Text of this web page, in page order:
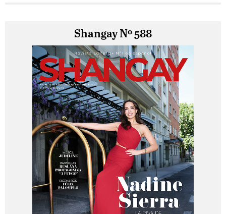
Shangay Nº 588